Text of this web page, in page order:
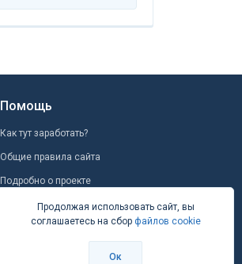
Помощь
Как тут заработать?
Общие правила сайта
Подробно о проекте
Школа ставокПродолжая использовать сайт, вы
соглашаетесь на сбор файлов cookie
Ок